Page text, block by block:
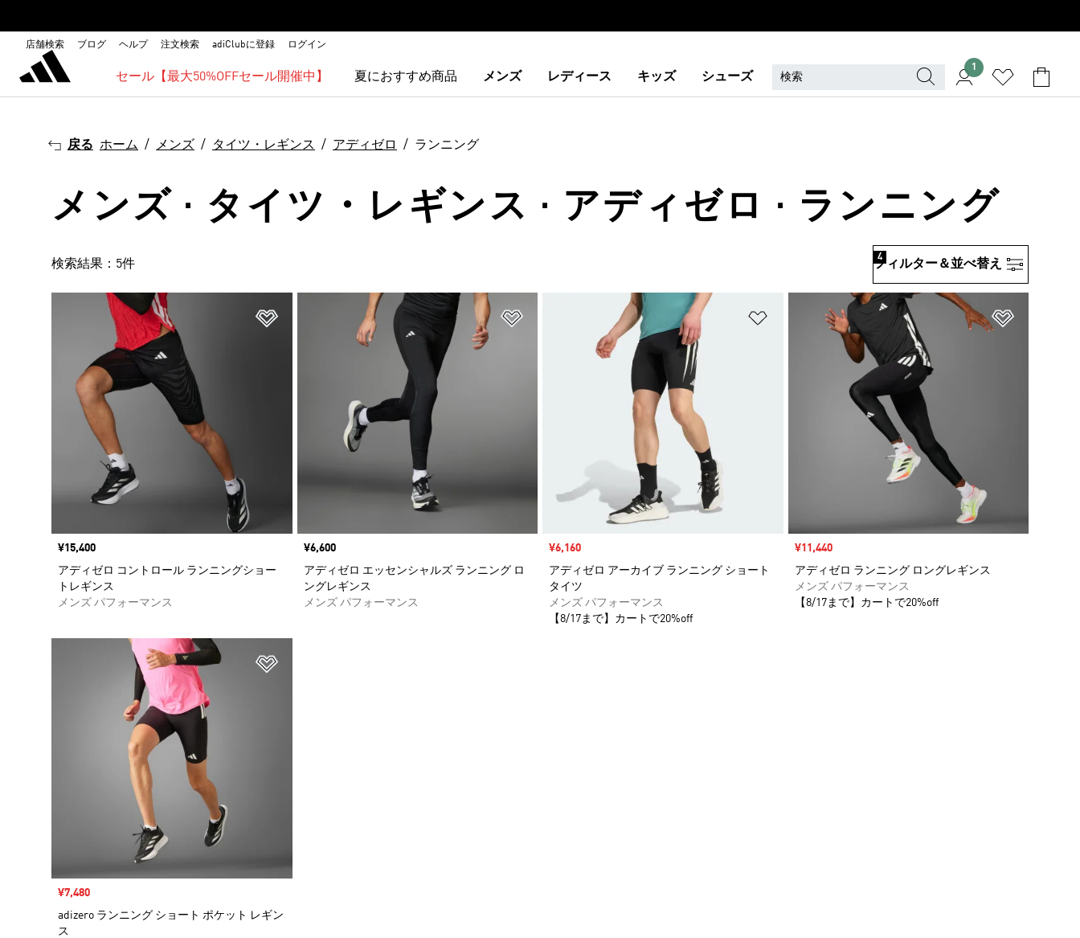
店舗検索 ブログ ヘルプ 注文検索 adiClubに登録 ログイン
セール【最大50%OFFセール開催中】 夏におすすめ商品 メンズ レディース キッズ シューズ
1
戻る ホーム メンズ タイツ・レギンス アディゼロ ランニング
メンズ · タイツ・レギンス · アディゼロ · ランニング
検索結果：5件 フィルター＆並べ替え
4
ほしいものリストに追加
価格
¥15,400
アディゼロ コントロール ランニングショー
トレギンス
メンズ パフォーマンス
ほしいものリストに追加
価格
¥6,600
アディゼロ エッセンシャルズ ランニング ロ
ングレギンス
メンズ パフォーマンス
ほしいものリストに追加
セール価格
¥6,160
アディゼロ アーカイブ ランニング ショート
タイツ
メンズ パフォーマンス
【8/17まで】カートで20%off
セール価格
¥11,440
アディゼロ ランニング ロングレギンス
メンズ パフォーマンス
【8/17まで】カートで20%off
セール価格
¥7,480
adizero ランニング ショート ポケット レギン
ス